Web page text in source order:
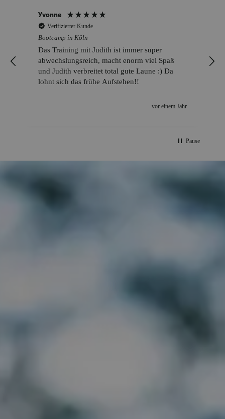
Yvonne
Verifizierter Kunde
Bootcamp in Köln
Das Training mit Judith ist immer super
abwechslungsreich, macht enorm viel Spaß
und Judith verbreitet total gute Laune :) Da
lohnt sich das frühe Aufstehen!!
vor einem Jahr
Pause